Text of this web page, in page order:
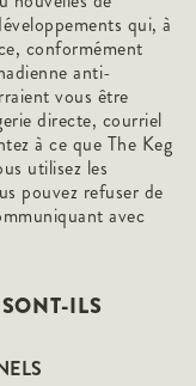
qui, à
conformément
anti-
vous être
directe, courriel
à ce que The Keg
utilisez les
pouvez refuser de
avec
ILS